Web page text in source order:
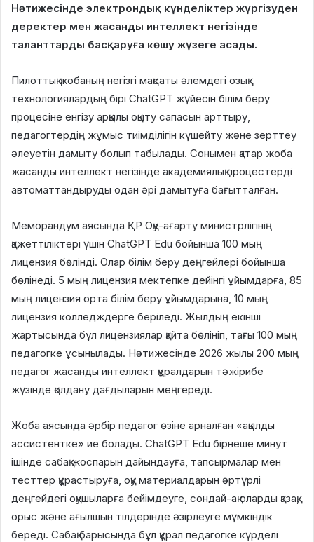
Нәтижесінде электрондық күнделіктер жүргізуден
деректер мен жасанды интеллект негізінде
таланттарды басқаруға көшу жүзеге асады.
Пилоттық жобаның негізгі мақсаты әлемдегі озық
технологиялардың бірі ChatGPT жүйесін білім беру
процесіне енгізу арқылы оқыту сапасын арттыру,
педагогтердің жұмыс тиімділігін күшейту және зерттеу
әлеуетін дамыту болып табылады. Сонымен қатар жоба
жасанды интеллект негізінде академиялық процестерді
автоматтандыруды одан әрі дамытуға бағытталған.
Меморандум аясында ҚР Оқу-ағарту министрлігінің
қажеттіліктері үшін ChatGPT Edu бойынша 100 мың
лицензия бөлінді. Олар білім беру деңгейлері бойынша
бөлінеді. 5 мың лицензия мектепке дейінгі ұйымдарға, 85
мың лицензия орта білім беру ұйымдарына, 10 мың
лицензия колледждерге беріледі. Жылдың екінші
жартысында бұл лицензиялар қайта бөлініп, тағы 100 мың
педагогке ұсынылады. Нәтижесінде 2026 жылы 200 мың
педагог жасанды интеллект құралдарын тәжірибе
жүзінде қолдану дағдыларын меңгереді.
Жоба аясында әрбір педагог өзіне арналған «ақылды
ассистентке» ие болады. ChatGPT Edu бірнеше минут
ішінде сабақ жоспарын дайындауға, тапсырмалар мен
тесттер құрастыруға, оқу материалдарын әртүрлі
деңгейдегі оқушыларға бейімдеуге, сондай-ақ оларды қазақ,
орыс және ағылшын тілдерінде әзірлеуге мүмкіндік
береді. Сабақ барысында бұл құрал педагогке күрделі